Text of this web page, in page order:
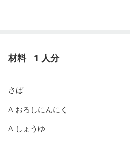
材料 1 人分
さば
A おろしにんにく
A しょうゆ